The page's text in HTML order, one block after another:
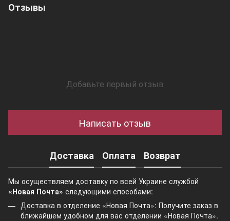
Отзывы
Добавьте первый отзыв
Написать отзыв
Доставка Оплата Возврат
Мы осуществляем доставку по всей Украине службой
«Новая Почта» следующими способами:
Доставка в отделение «Новая Почта»: Получите заказ в
ближайшем удобном для вас отделении «Новая Почта».